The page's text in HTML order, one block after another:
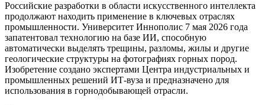
Российские разработки в области искусственного интеллекта
продолжают находить применение в ключевых отраслях
промышленности. Университет Иннополис 7 мая 2026 года
запатентовал технологию на базе ИИ, способную
автоматически выделять трещины, разломы, жилы и другие
геологические структуры на фотографиях горных пород.
Изобретение создано экспертами Центра индустриальных и
промышленных решений ИТ-вуза и предназначено для
использования в горнодобывающей отрасли.